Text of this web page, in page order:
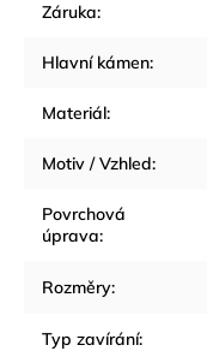
Záruka:
Hlavní kámen:
Materiál:
Motiv / Vzhled:
Povrchová
úprava:
Rozměry:
Typ zavírání: